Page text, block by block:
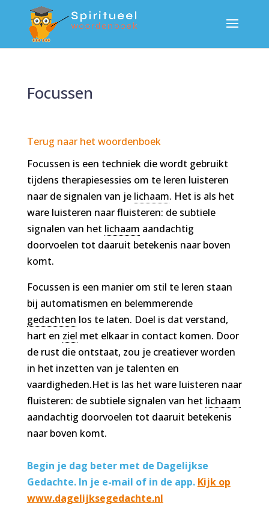
Focussen
Terug naar het woordenboek
Focussen is een techniek die wordt gebruikt
tijdens therapiesessies om te leren luisteren
naar de signalen van je lichaam. Het is als het
ware luisteren naar fluisteren: de subtiele
signalen van het lichaam aandachtig
doorvoelen tot daaruit betekenis naar boven
komt.
Focussen is een manier om stil te leren staan
bij automatismen en belemmerende
gedachten los te laten. Doel is dat verstand,
hart en ziel met elkaar in contact komen. Door
de rust die ontstaat, zou je creatiever worden
in het inzetten van je talenten en
vaardigheden.Het is las het ware luisteren naar
fluisteren: de subtiele signalen van het lichaam
aandachtig doorvoelen tot daaruit betekenis
naar boven komt.
Begin je dag beter met de Dagelijkse
Gedachte. In je e-mail of in de app. Kijk op
www.dagelijksegedachte.nl